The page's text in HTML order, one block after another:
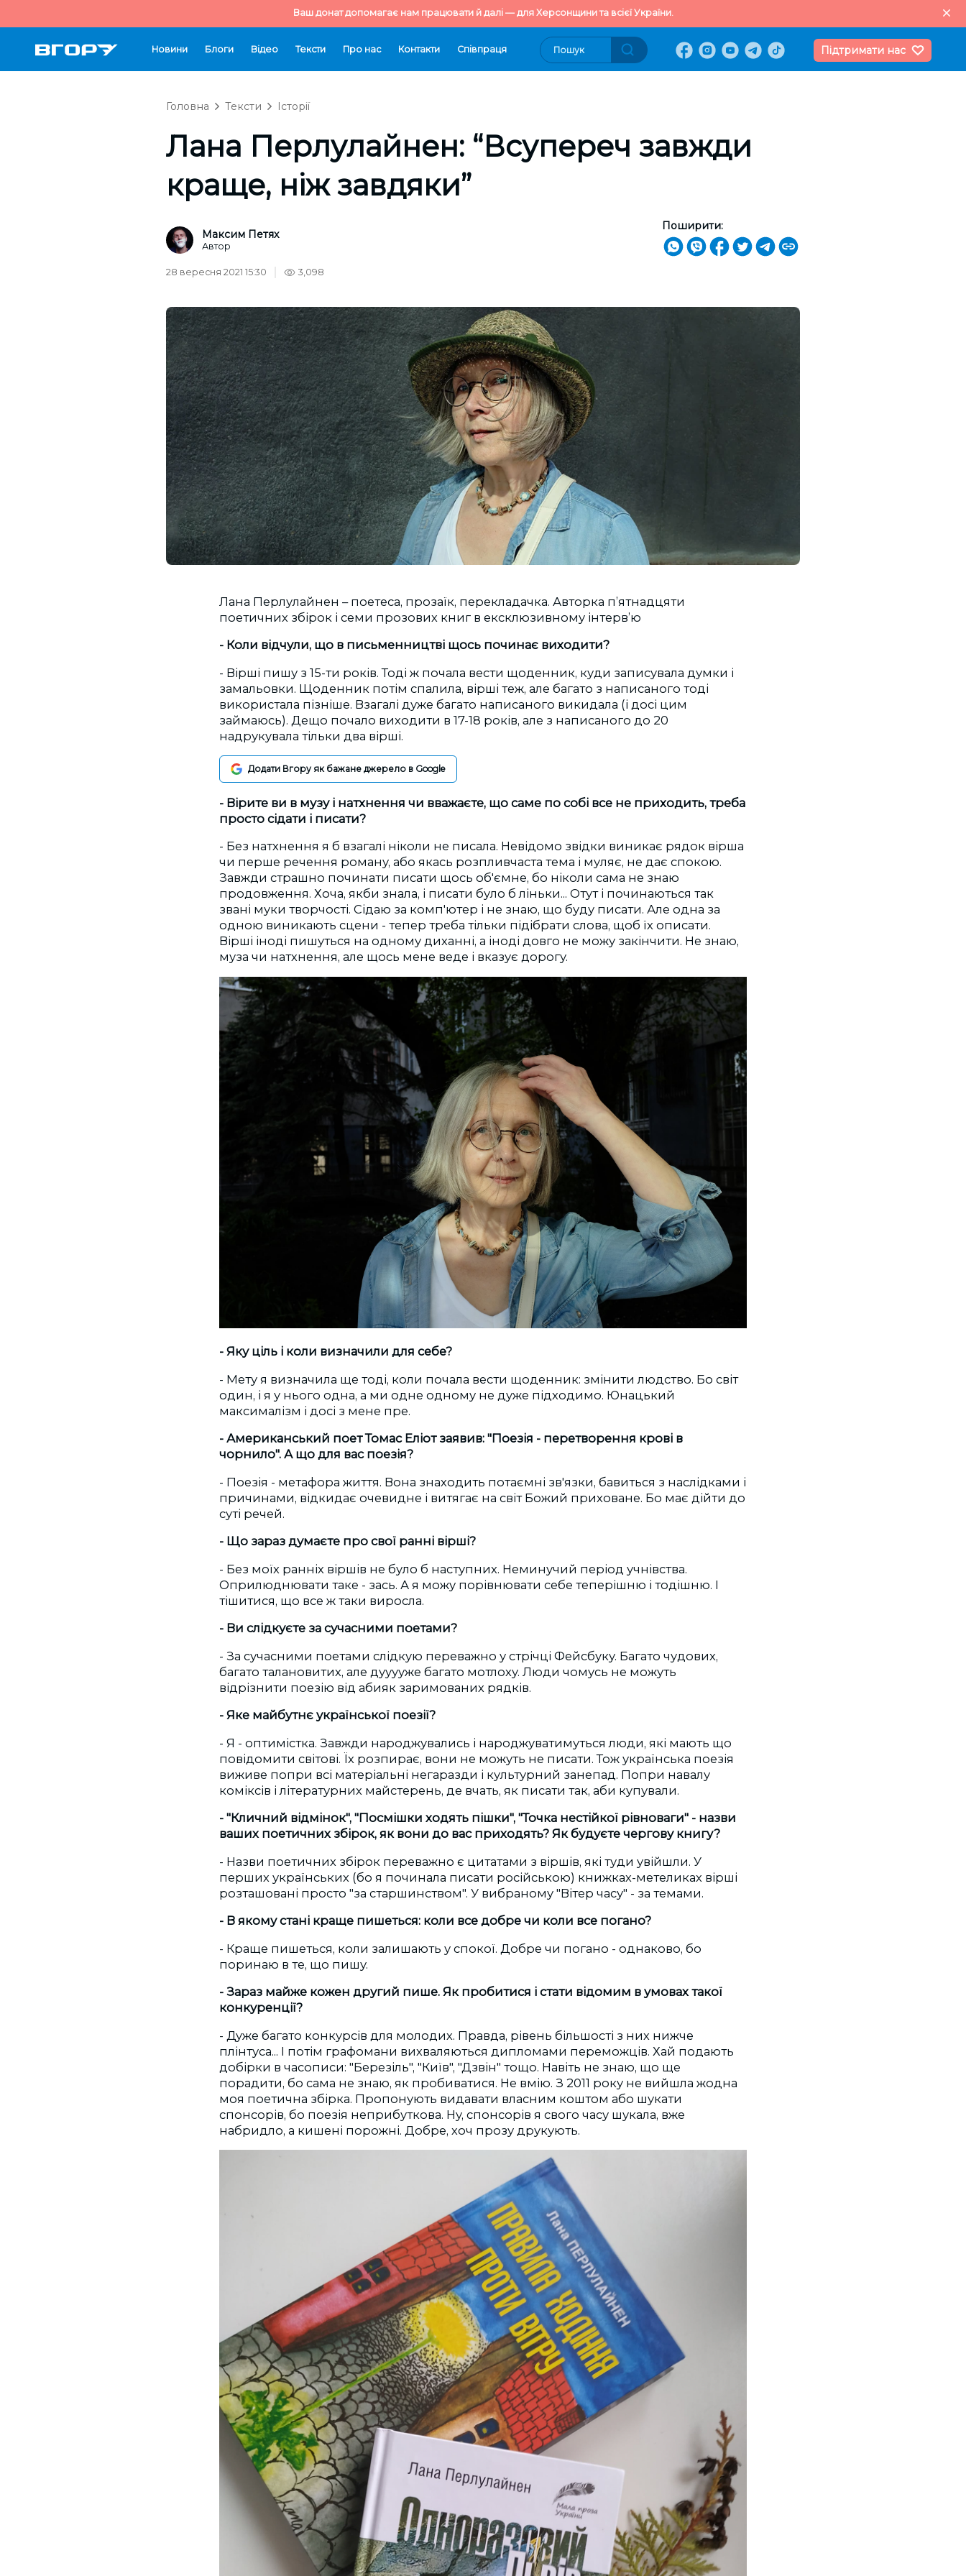
Ваш донат допомагає нам працювати й далі — для Херсонщини та всієї України.
Новини Блоги Відео Тексти Про нас Контакти Cпівпраця Підтримати нас
Головна Тексти Історії
Лана Перлулайнен: “Всупереч завжди
краще, ніж завдяки”
Максим Петях
Автор
Поширити:
28 вересня 2021 15:30 3,098
Лана Перлулайнен – поетеса, прозаїк, перекладачка. Авторка п’ятнадцяти
поетичних збірок і семи прозових книг в ексклюзивному інтерв’ю
- Коли відчули, що в письменництві щось починає виходити?
- Вірші пишу з 15-ти років. Тоді ж почала вести щоденник, куди записувала думки і
замальовки. Щоденник потім спалила, вірші теж, але багато з написаного тоді
використала пізніше. Взагалі дуже багато написаного викидала (і досі цим
займаюсь). Дещо почало виходити в 17-18 років, але з написаного до 20
надрукувала тільки два вірші.
Додати Вгору як бажане джерело в Google
- Вірите ви в музу і натхнення чи вважаєте, що саме по собі все не приходить, треба
просто сідати і писати?
- Без натхнення я б взагалі ніколи не писала. Невідомо звідки виникає рядок вірша
чи перше речення роману, або якась розпливчаста тема і муляє, не дає спокою.
Завжди страшно починати писати щось об'ємне, бо ніколи сама не знаю
продовження. Хоча, якби знала, і писати було б ліньки... Отут і починаються так
звані муки творчості. Сідаю за комп'ютер і не знаю, що буду писати. Але одна за
одною виникають сцени - тепер треба тільки підібрати слова, щоб їх описати.
Вірші іноді пишуться на одному диханні, а іноді довго не можу закінчити. Не знаю,
муза чи натхнення, але щось мене веде і вказує дорогу.
- Яку ціль і коли визначили для себе?
- Мету я визначила ще тоді, коли почала вести щоденник: змінити людство. Бо світ
один, і я у нього одна, а ми одне одному не дуже підходимо. Юнацький
максималізм і досі з мене пре.
- Американський поет Томас Еліот заявив: "Поезія - перетворення крові в
чорнило". А що для вас поезія?
- Поезія - метафора життя. Вона знаходить потаємні зв'язки, бавиться з наслідками і
причинами, відкидає очевидне і витягає на світ Божий приховане. Бо має дійти до
суті речей.
- Що зараз думаєте про свої ранні вірші?
- Без моїх ранніх віршів не було б наступних. Неминучий період учнівства.
Оприлюднювати таке - зась. А я можу порівнювати себе теперішню і тодішню. І
тішитися, що все ж таки виросла.
- Ви слідкуєте за сучасними поетами?
- За сучасними поетами слідкую переважно у стрічці Фейсбуку. Багато чудових,
багато талановитих, але дууууже багато мотлоху. Люди чомусь не можуть
відрізнити поезію від абияк заримованих рядків.
- Яке майбутнє української поезії?
- Я - оптимістка. Завжди народжувались і народжуватимуться люди, які мають що
повідомити світові. Їх розпирає, вони не можуть не писати. Тож українська поезія
виживе попри всі матеріальні негаразди і культурний занепад. Попри навалу
коміксів і літературних майстерень, де вчать, як писати так, аби купували.
- "Кличний відмінок", "Посмішки ходять пішки", "Точка нестійкої рівноваги" - назви
ваших поетичних збірок, як вони до вас приходять? Як будуєте чергову книгу?
- Назви поетичних збірок переважно є цитатами з віршів, які туди увійшли. У
перших українських (бо я починала писати російською) книжках-метеликах вірші
розташовані просто "за старшинством". У вибраному "Вітер часу" - за темами.
- В якому стані краще пишеться: коли все добре чи коли все погано?
- Краще пишеться, коли залишають у спокої. Добре чи погано - однаково, бо
поринаю в те, що пишу.
- Зараз майже кожен другий пише. Як пробитися і стати відомим в умовах такої
конкуренції?
- Дуже багато конкурсів для молодих. Правда, рівень більшості з них нижче
плінтуса... І потім графомани вихваляються дипломами переможців. Хай подають
добірки в часописи: "Березіль", "Київ", "Дзвін" тощо. Навіть не знаю, що ще
порадити, бо сама не знаю, як пробиватися. Не вмію. З 2011 року не вийшла жодна
моя поетична збірка. Пропонують видавати власним коштом або шукати
спонсорів, бо поезія неприбуткова. Ну, спонсорів я свого часу шукала, вже
набридло, а кишені порожні. Добре, хоч прозу друкують.